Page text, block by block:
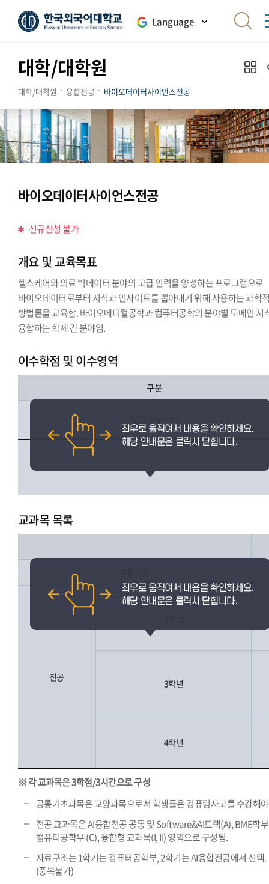
Language
대학/대학원
대학/대학원 융합전공 바이오데이터사이언스전공
바이오데이터사이언스전공
신규신청 불가
개요 및 교육목표
헬스케어와 의료 빅데이터 분야의 고급 인력을 양성하는 프로그램으로
바이오데이터로부터 지식과 인사이트를 뽑아내기 위해 사용하는 과학
방법론을 교육함. 바이오메디컬공학과 컴퓨터공학의 분야별 도메인 지
융합하는 학제 간 분야임.
이수학점 및 이수영역
구분
교과목 목록
전공
3학년
4학년
※ 각 교과목은 3학점/3시간으로 구성
공통기초과목은 교양과목으로서 학생들은 컴퓨팅사고를 수강해
전공 교과목은 AI융합전공 공통 및 Software&AI트랙(A), BME학
컴퓨터공학부 (C), 융합형 교과목(I, II) 영역으로 구성됨.
자료구조는 1학기는 컴퓨터공학부, 2학기는 AI융합전공에서 선택.
(중복불가)